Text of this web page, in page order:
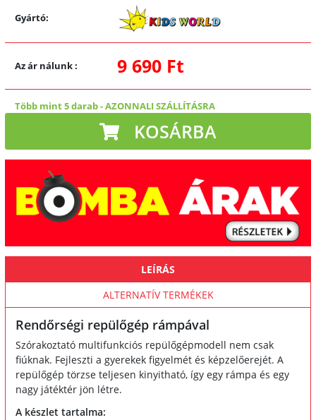
Gyártó:
Az ár nálunk: 9 690 Ft
Több mint 5 darab-AZONNALI SZÁLLÍTÁSRA
KOSÁRBA
LEÍRÁS
ALTERNATÍV TERMÉKEK
Rendőrségi repülőgép rámpával
Szórakoztató multifunkciós repülőgépmodell nem csak
fiúknak. Fejleszti a gyerekek figyelmét és képzelőerejét. A
repülőgép törzse teljesen kinyitható, így egy rámpa és egy
nagy játéktér jön létre.
A készlet tartalma: